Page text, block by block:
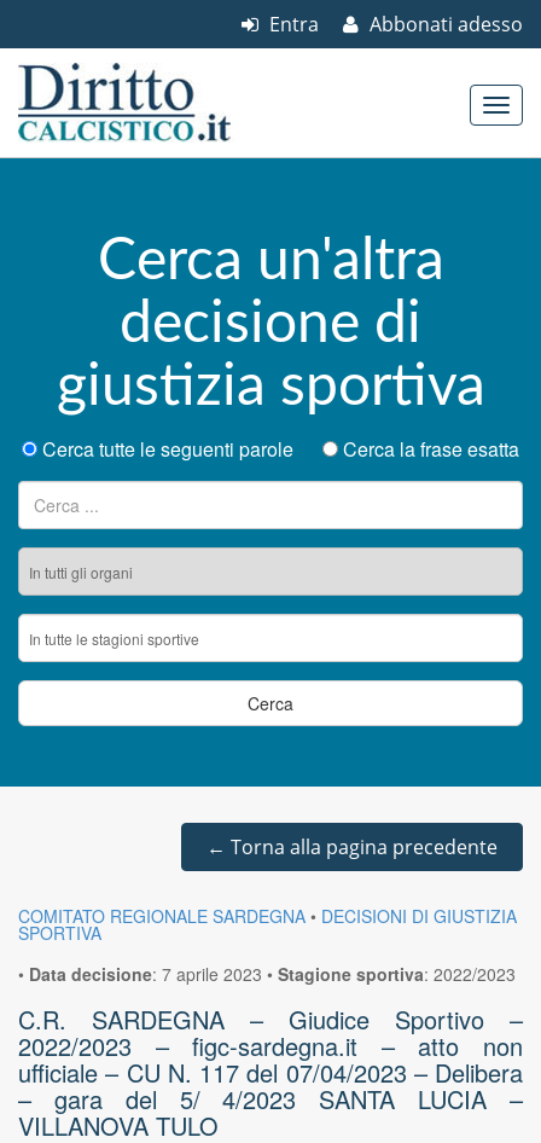
Abbonati adesso
Entra
Cerca un'altra
decisione di
giustizia sportiva
Cerca tutte le seguenti parole
Cerca la frase esatta
Ricerca per:
← Torna alla pagina precedente
COMITATO REGIONALE SARDEGNA • DECISIONI DI GIUSTIZIA
SPORTIVA
• Data decisione: 7 aprile 2023 • Stagione sportiva: 2022/2023
C.R. SARDEGNA – Giudice Sportivo –
2022/2023 – figc-sardegna.it – atto non
ufficiale – CU N. 117 del 07/04/2023 – Delibera
– gara del 5/ 4/2023 SANTA LUCIA –
VILLANOVA TULO